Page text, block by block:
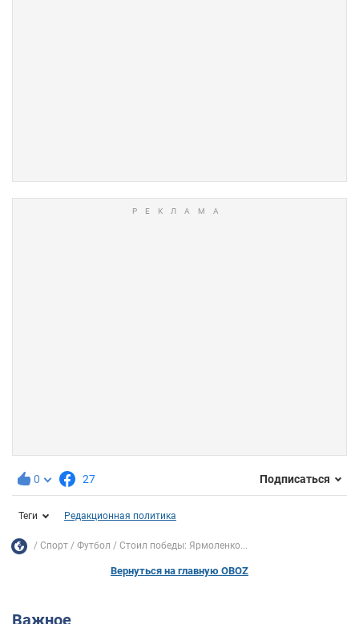
0 27 Подписаться
Теги Редакционная политика
Спорт Футбол Стоил победы: Ярмоленко...
Вернуться на главную OBOZ
Важное